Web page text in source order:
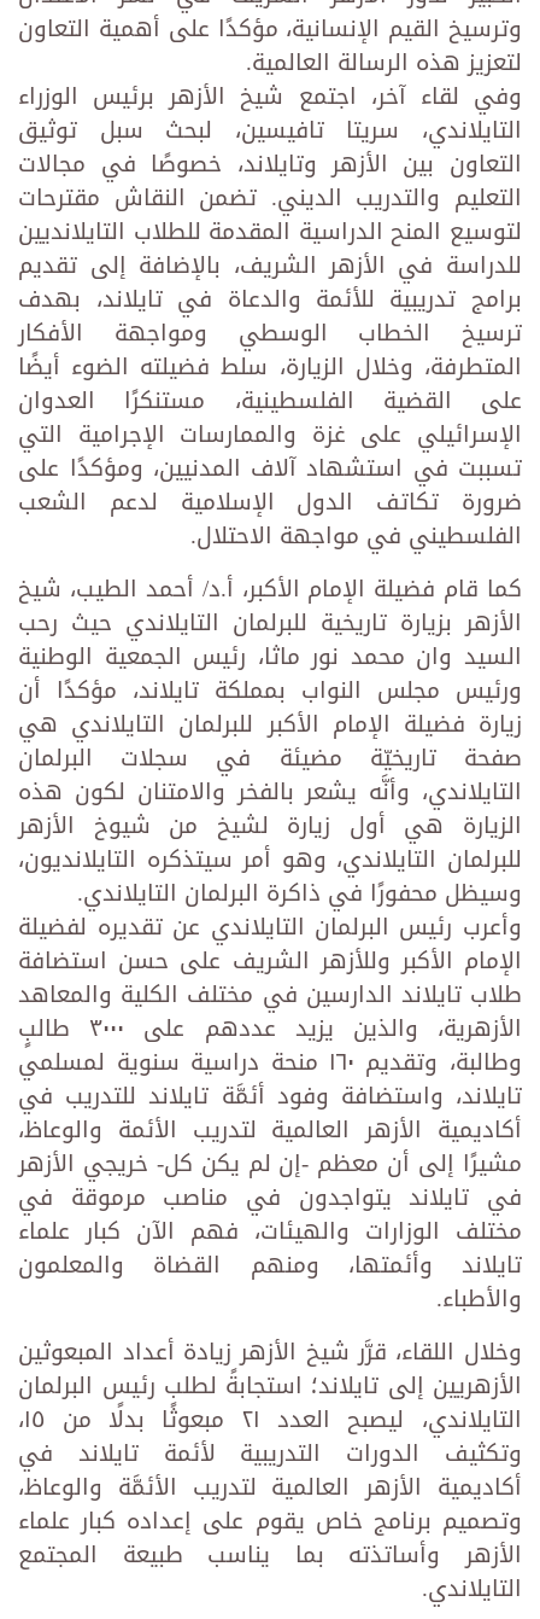
وترسيخ القيم الإنسانية، مؤكدًا على أهمية التعاون
لتعزيز هذه الرسالة العالمية.
وفي لقاء آخر، اجتمع شيخ الأزهر برئيس الوزراء
التايلاندي، سريتا تافيسين، لبحث سبل توثيق
التعاون بين الأزهر وتايلاند، خصوصًا في مجالات
التعليم والتدريب الديني. تضمن النقاش مقترحات
لتوسيع المنح الدراسية المقدمة للطلاب التايلانديين
للدراسة في الأزهر الشريف، بالإضافة إلى تقديم
برامج تدريبية للأئمة والدعاة في تايلاند، بهدف
ترسيخ الخطاب الوسطي ومواجهة الأفكار
المتطرفة، وخلال الزيارة، سلط فضيلته الضوء أيضًا
على القضية الفلسطينية، مستنكرًا العدوان
الإسرائيلي على غزة والممارسات الإجرامية التي
تسببت في استشهاد آلاف المدنيين، ومؤكدًا على
ضرورة تكاتف الدول الإسلامية لدعم الشعب
الفلسطيني في مواجهة الاحتلال.
كما قام فضيلة الإمام الأكبر، أ.د/ أحمد الطيب، شيخ
الأزهر بزيارة تاريخية للبرلمان التايلاندي حيث رحب
السيد وان محمد نور ماثا، رئيس الجمعية الوطنية
ورئيس مجلس النواب بمملكة تايلاند، مؤكدًا أن
زيارة فضيلة الإمام الأكبر للبرلمان التايلاندي هي
صفحة تاريخيّة مضيئة في سجلات البرلمان
التايلاندي، وأنَّه يشعر بالفخر والامتنان لكون هذه
الزيارة هي أول زيارة لشيخ من شيوخ الأزهر
للبرلمان التايلاندي، وهو أمر سيتذكره التايلانديون،
وسيظل محفورًا في ذاكرة البرلمان التايلاندي.
وأعرب رئيس البرلمان التايلاندي عن تقديره لفضيلة
الإمام الأكبر وللأزهر الشريف على حسن استضافة
طلاب تايلاند الدارسين في مختلف الكلية والمعاهد
الأزهرية، والذين يزيد عددهم على ٣٠٠٠ طالبٍ
وطالبة، وتقديم ١٦٠ منحة دراسية سنوية لمسلمي
تايلاند، واستضافة وفود أئمَّة تايلاند للتدريب في
أكاديمية الأزهر العالمية لتدريب الأئمة والوعاظ،
مشيرًا إلى أن معظم -إن لم يكن كل- خريجي الأزهر
في تايلاند يتواجدون في مناصب مرموقة في
مختلف الوزارات والهيئات، فهم الآن كبار علماء
تايلاند وأئمتها، ومنهم القضاة والمعلمون
والأطباء.
وخلال اللقاء، قرَّر شيخ الأزهر زيادة أعداد المبعوثين
الأزهريين إلى تايلاند؛ استجابةً لطلب رئيس البرلمان
التايلاندي، ليصبح العدد ٢١ مبعوثًا بدلًا من ١٥،
وتكثيف الدورات التدريبية لأئمة تايلاند في
أكاديمية الأزهر العالمية لتدريب الأئمَّة والوعاظ،
وتصميم برنامج خاص يقوم على إعداده كبار علماء
الأزهر وأساتذته بما يناسب طبيعة المجتمع
التايلاندي.